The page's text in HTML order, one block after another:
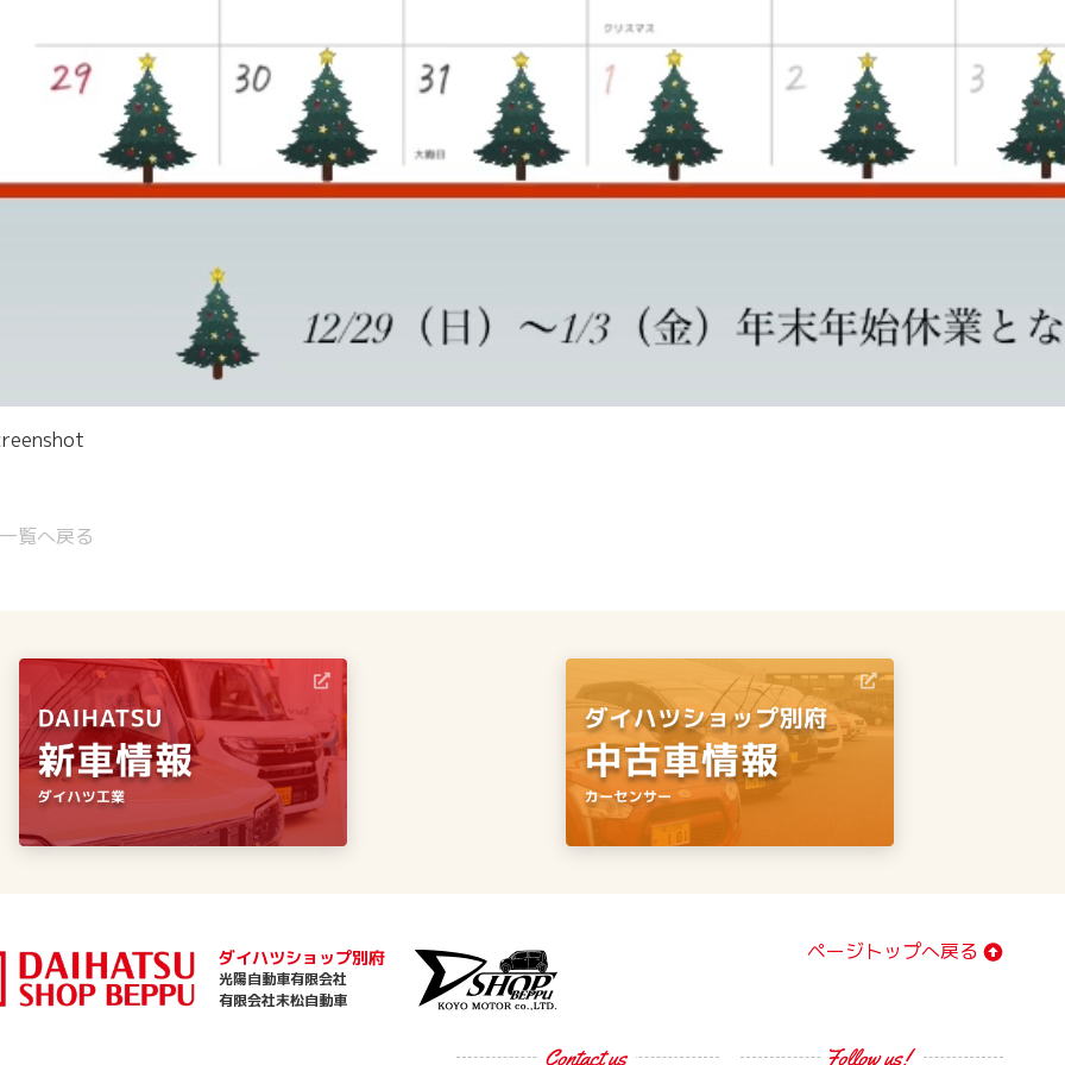
一覧へ戻る
ダイハツショップ別府
光陽自動車有限会社
有限会社末松自動車
ページトップへ戻る